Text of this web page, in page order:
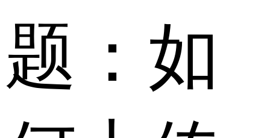
题：如